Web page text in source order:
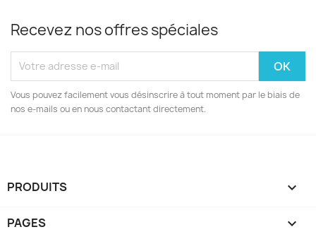
Recevez nos offres spéciales
Vous pouvez facilement vous désinscrire à tout moment par le biais de
nos e-mails ou en nous contactant directement.
PRODUITS 
PAGES 